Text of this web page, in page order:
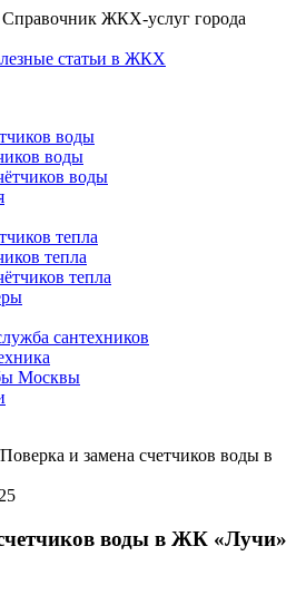
Справочник ЖКХ-услуг города
воды
воды
воды
тепла
тепла
тепла
сантехников
Москвы
Поверка и замена счетчиков воды в
воды в ЖК «Лучи»